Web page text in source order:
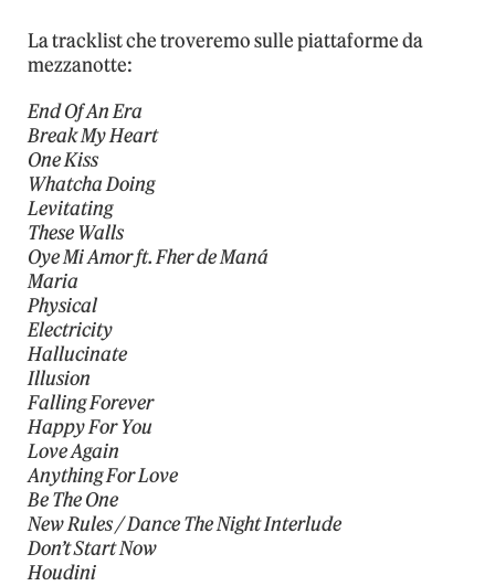
La tracklist che troveremo sulle piattaforme da
mezzanotte:
End Of An Era
Break My Heart
One Kiss
Whatcha Doing
Levitating
These Walls
Oye Mi Amor ft. Fher de Maná
Maria
Physical
Electricity
Hallucinate
Illusion
Falling Forever
Happy For You
Love Again
Anything For Love
Be The One
New Rules / Dance The Night Interlude
Don’t Start Now
Houdini